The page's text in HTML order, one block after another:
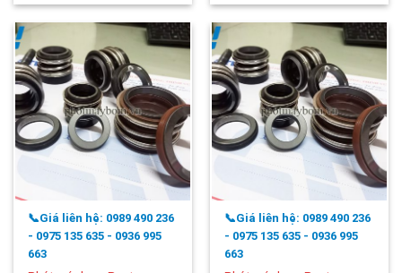
📞Giá liên hệ: 0989 490 236
- 0975 135 635 - 0936 995
663
📞Giá liên hệ: 0989 490 236
- 0975 135 635 - 0936 995
663